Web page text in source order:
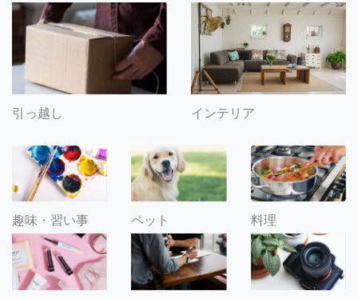
引っ越し インテリア
趣味・習い事 ペット 料理